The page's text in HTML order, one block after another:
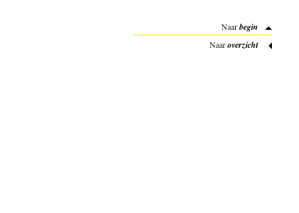
Naarbegin
Naaroverzicht